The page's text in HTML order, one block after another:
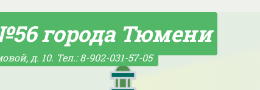
города Тюмени
д. 10. Тел.: 8-902-031-57-05